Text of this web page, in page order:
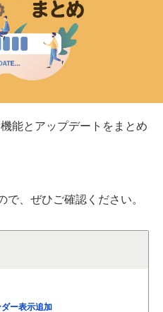
能とアップデートをまとめ
、ぜひご確認ください。
ー表示追加